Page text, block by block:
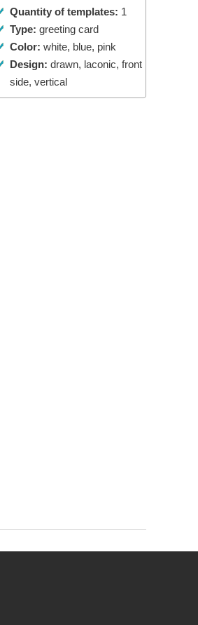
Quantity of templates: 1
Type: greeting card
Color: white, blue, pink
Design: drawn, laconic, front
side, vertical